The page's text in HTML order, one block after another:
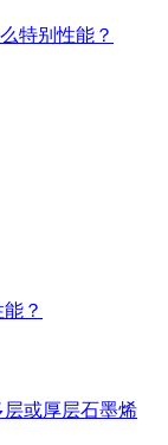
特别性能？
？
或厚层石墨烯